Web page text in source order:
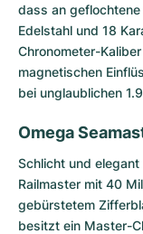
dass an geflochtene
Edelstahl und 18
Chronometer-
magnetischen
bei unglaublichen
Omega
Schlicht und
Railmaster mit 40
gebürstetem
besitzt ein Master-